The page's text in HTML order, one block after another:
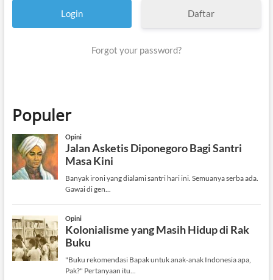
Daftar
Forgot your password?
Populer